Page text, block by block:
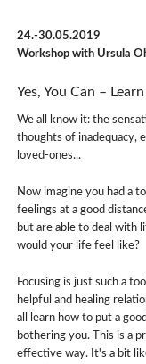
24.-30.05.2019
Workshop with Ursula
Yes, You Can –
We all know it: the
thoughts of inadequacy,
loved-ones...
Now imagine you had a
feelings at a good
but are able to deal with
would your life feel like?
Focusing is just such a
helpful and healing
all learn how to put a
bothering you. This is a
effective way. It's a bit